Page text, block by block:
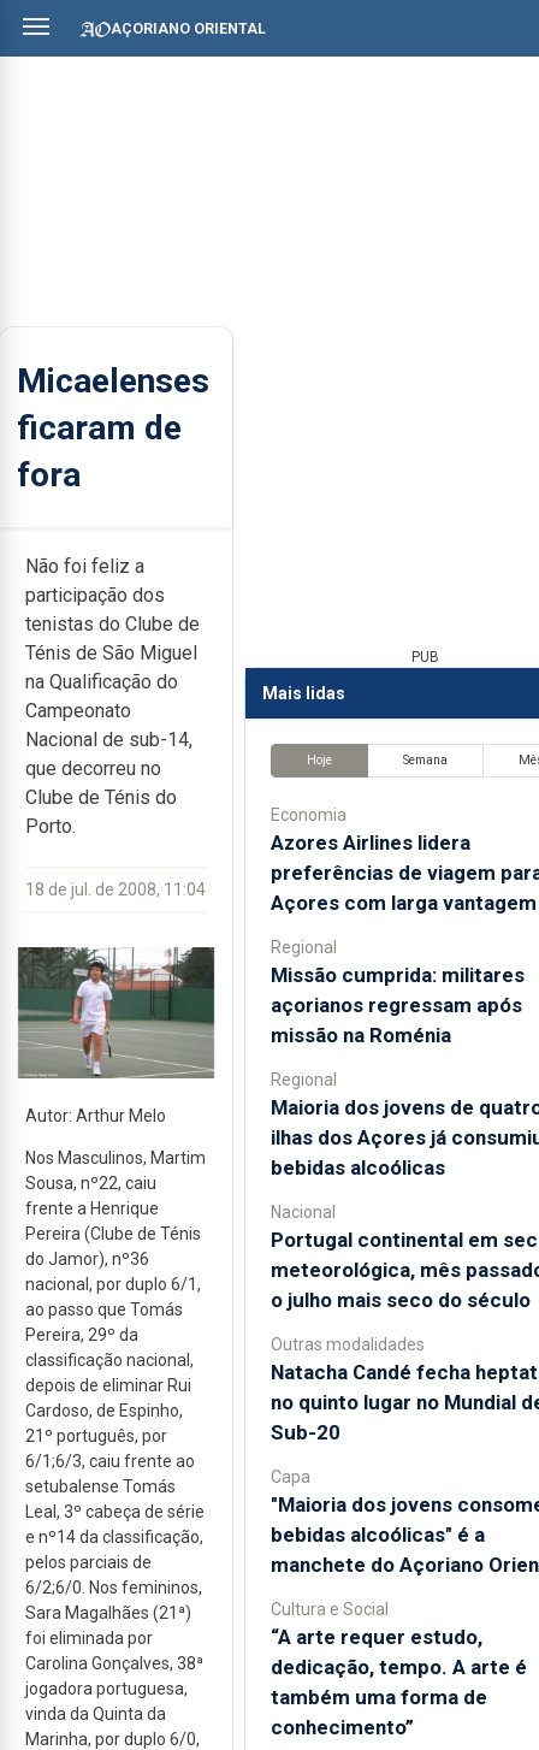
AÇORIANO ORIENTAL
Micaelenses
ficaram de
fora
Não foi feliz a
participação dos
tenistas do Clube de
Ténis de São Miguel
na Qualificação do
Campeonato
Nacional de sub-14,
que decorreu no
Clube de Ténis do
Porto.
18 de jul. de 2008, 11:04
Autor: Arthur Melo
Nos Masculinos, Martim
Sousa, nº22, caiu
frente a Henrique
Pereira (Clube de Ténis
do Jamor), nº36
nacional, por duplo 6/1,
ao passo que Tomás
Pereira, 29º da
classificação nacional,
depois de eliminar Rui
Cardoso, de Espinho,
21º português, por
6/1;6/3, caiu frente ao
setubalense Tomás
Leal, 3º cabeça de série
e nº14 da classificação,
pelos parciais de
6/2;6/0. Nos femininos,
Sara Magalhães (21ª)
foi eliminada por
Carolina Gonçalves, 38ª
jogadora portuguesa,
vinda da Quinta da
Marinha, por duplo 6/0,
PUB
Mais lidas
Hoje Semana
Economia
Azores Airlines lidera
preferências de viagem
Açores com larga vantagem
Regional
Missão cumprida: militares
açorianos regressam após
missão na Roménia
Regional
Maioria dos jovens de
ilhas dos Açores já
bebidas alcoólicas
Nacional
Portugal continental em
meteorológica, mês
o julho mais seco do século
Outras modalidades
Natacha Candé fecha
no quinto lugar no Mundial
Sub-20
Capa
"Maioria dos jovens
bebidas alcoólicas" é a
manchete do Açoriano
Cultura e Social
“A arte requer estudo,
dedicação, tempo. A arte é
também uma forma de
conhecimento”